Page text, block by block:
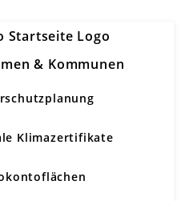
& Kommunen
Klimazertifikate